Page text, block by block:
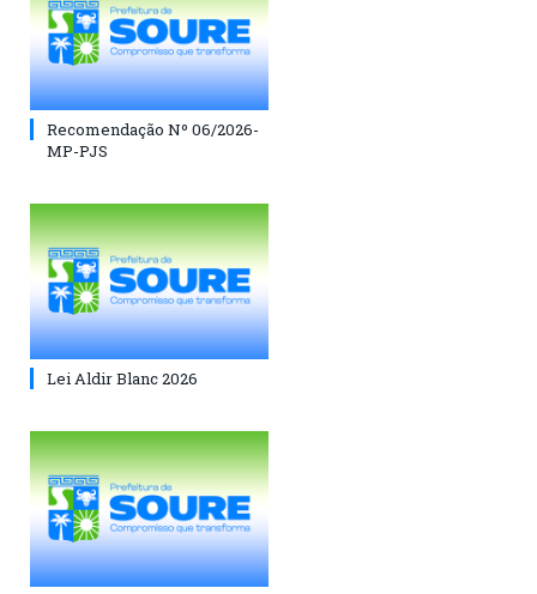
Recomendação Nº 06/2026-
MP-PJS
Lei Aldir Blanc 2026